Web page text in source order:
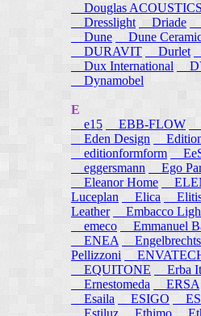
Douglas ACOUSTICS
Dresslight Driade
Dune
Dune
DURAVIT
Durlet
Dux International
Dynamobel
E
e15 EBB-FLOW
Eden Design
editionformform
eggersmann
Ego
Eleanor Home
Luceplan
Elica
Leather
Embacco
emeco
Emmanuel
ENEA
Engelbrechts
Pellizzoni
EQUITONE
Erba
Ernestomeda
ERSA
Esaila
ESIGO